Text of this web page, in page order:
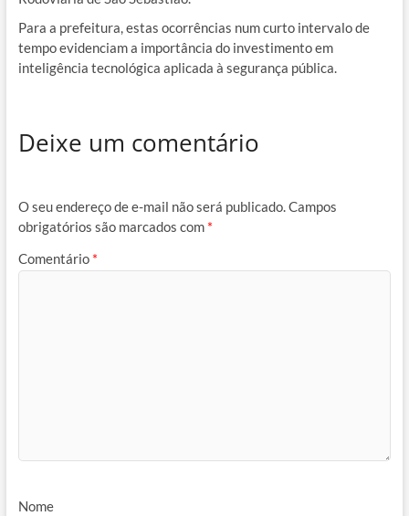
Para a prefeitura, estas ocorrências num curto intervalo de
tempo evidenciam a importância do investimento em
inteligência tecnológica aplicada à segurança pública.
Deixe um comentário
O seu endereço de e-mail não será publicado. Campos
obrigatórios são marcados com *
Comentário *
Nome